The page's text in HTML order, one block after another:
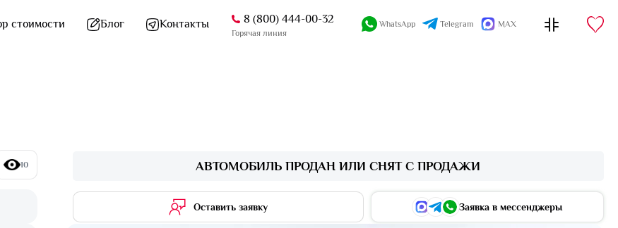
стоимости Блог Контакты 8 (800) 444-00-32
Горячая линия
WhatsApp Telegram MAX
10 АВТОМОБИЛЬ ПРОДАН ИЛИ СНЯТ С ПРОДАЖИ
Оставить заявку Заявка в мессенджеры